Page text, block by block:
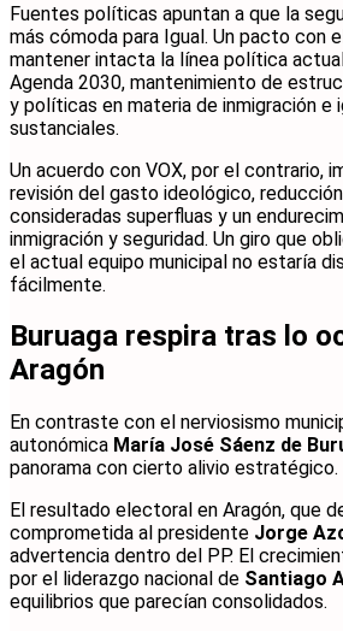
Fuentes políticas apuntan a que la
más cómoda para Igual. Un pacto con
mantener intacta la línea política
Agenda 2030, mantenimiento de
y políticas en materia de inmigración e
sustanciales.
Un acuerdo con VOX, por el contrario,
revisión del gasto ideológico,
consideradas superfluas y un
inmigración y seguridad. Un giro que
el actual equipo municipal no estaría
fácilmente.
Buruaga respira tras lo
Aragón
En contraste con el nerviosismo
autonómica María José Sáenz de
panorama con cierto alivio estratégico.
El resultado electoral en Aragón, que
comprometida al presidente Jorge
advertencia dentro del PP. El
por el liderazgo nacional de Santiago
equilibrios que parecían consolidados.